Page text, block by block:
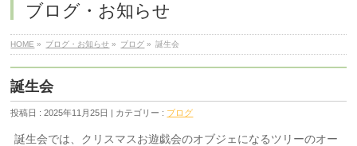
ブログ・お知らせ
HOME » ブログ・お知らせ » ブログ » 誕生会
誕生会
投稿日 : 2025年11月25日 | カテゴリー : ブログ
誕生会では、クリスマスお遊戯会のオブジェになるツリーのオー